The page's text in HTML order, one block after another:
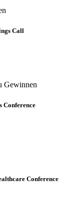
Call
Gewinnen
Conference
Conference